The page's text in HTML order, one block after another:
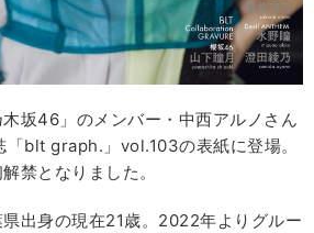
坂46」のメンバー・中西アルノさん
blt graph.」vol.103の表紙に登場。
禁となりました。
出身の現在21歳。2022年よりグルー